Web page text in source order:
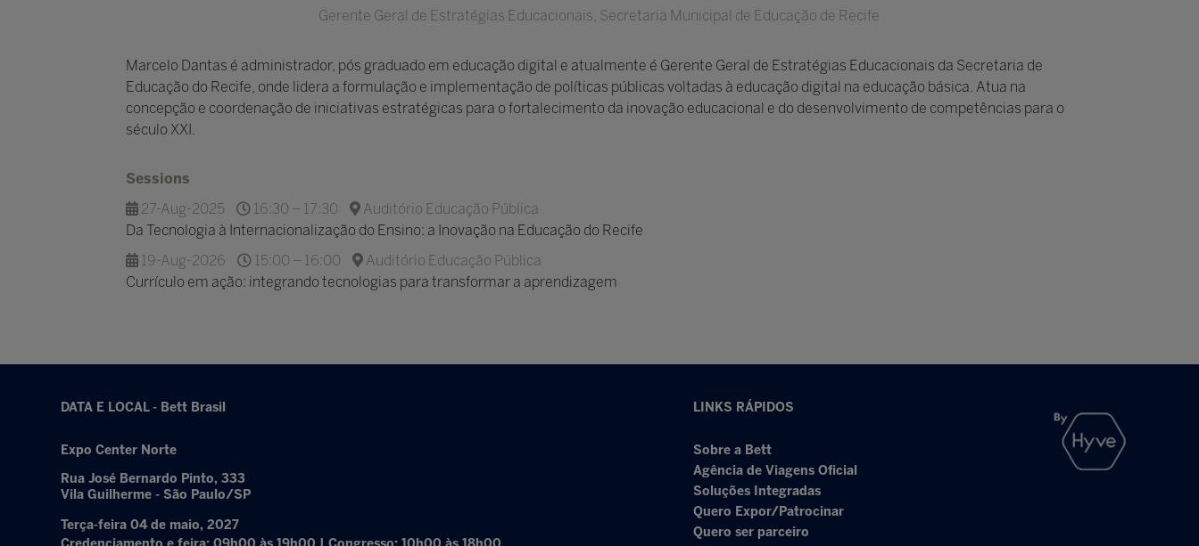
Gerente Geral de Estratégias Educacionais, Secretaria Municipal de Educação de Recife
Marcelo Dantas é administrador, pós graduado em educação digital e atualmente é Gerente Geral de Estratégias Educacionais da Secretaria de
Educação do Recife, onde lidera a formulação e implementação de políticas públicas voltadas à educação digital na educação básica. Atua na
concepção e coordenação de iniciativas estratégicas para o fortalecimento da inovação educacional e do desenvolvimento de competências para o
século XXI.
Sessions
27-Aug-2025
16:30 – 17:30
Auditório Educação Pública
Da Tecnologia à Internacionalização do Ensino: a Inovação na Educação do Recife
19-Aug-2026
15:00 – 16:00
Auditório Educação Pública
Currículo em ação: integrando tecnologias para transformar a aprendizagem
DATA E LOCAL - Bett Brasil
Expo Center Norte
Rua José Bernardo Pinto, 333
Vila Guilherme - São Paulo/SP
Terça-feira 04 de maio, 2027
LINKS RÁPIDOS
Sobre a Bett
Agência de Viagens Oficial
Soluções Integradas
Quero Expor/Patrocinar
Quero ser parceiro